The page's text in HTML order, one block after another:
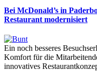
Bei McDonald’s in
Restaurant modernisiert
Ein noch besseres
Komfort für die
innovatives